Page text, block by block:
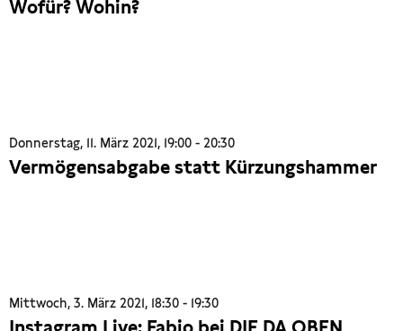
Wofür? Wohin?
Donnerstag, 11. März 2021, 19:00 - 20:30
Vermögensabgabe statt Kürzungshammer
Mittwoch, 3. März 2021, 18:30 - 19:30